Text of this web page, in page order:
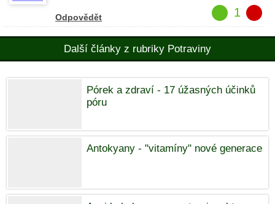
Odpovědět 1
Další články z rubriky Potraviny
Pórek a zdraví - 17 úžasných účinků
póru
Antokyany - "vitamíny" nové generace